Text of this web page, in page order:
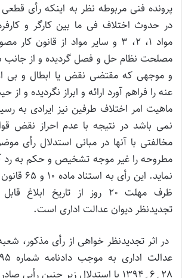
در حدوث اختلاف فی ما بین کارگر و
مواد 1، 2، 3 و سایر مواد از
مصلحت نظام حل و فصل گردیده و از جانب
و موجهی که مقتضی نقض یا ابطال و بی
عنه را فراهم آورد ارائه و ابراز نگردیده و
ماهیت امر اختلاف طرفین نیز ایرادی به
نمی باشد در نتیجه با عدم احراز نقض
مخالفتی با آنها در مبانی استدلال رأی
مطروحه را غیر موجه تشخیص و حکم به رد
نماید. این
ظرف مهلت 20 روز از تاریخ
تجدیدنظر دیوان عدالت اداری است.
28؍6؍1394 با استدلال زیر چنین رأیی صادر کرده است: